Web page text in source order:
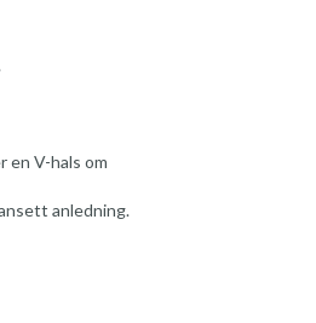
en V-hals om
anledning.